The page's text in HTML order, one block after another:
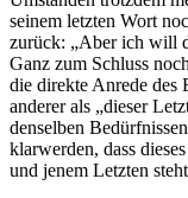
seinem letzten Wort
zurück: „Aber ich will
Ganz zum Schluss
die direkte Anrede des
anderer als „dieser
denselben
klarwerden, dass
und jenem Letzten